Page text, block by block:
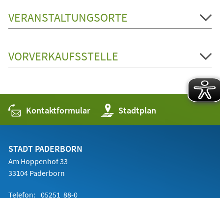
VERANSTALTUNGSORTE
VORVERKAUFSSTELLE
Kontaktformular Stadtplan
(Öffnet
in
einem
STADT PADERBORN
Am Hoppenhof 33
33104 Paderborn
Telefon: 05251 88-0